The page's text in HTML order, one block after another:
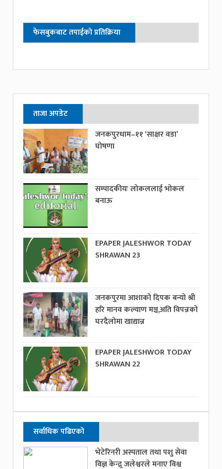
फेसबुकबाट तपाईको प्रतिक्रिया
ताजा अपडेट
जनकपुरधाम–११ ‘साक्षर वडा’
घोषणा
सम्पादकीयः लोकललाई भोकल
बनाऊ
EPAPER JALESHWOR TODAY
SHRAWAN 23
जनकपुरमा आशाको दिपक बन्यो श्री
हरि मानव कल्याण मञ्च,अति विपन्नको
घरदैलोमा खाद्यान्न
EPAPER JALESHWOR TODAY
SHRAWAN 22
सर्वाधिक पढिएको
भेटेरिनरी अस्पताल तथा पशु सेवा
विज्ञ केन्द्र्र जलेश्वरले मनाए विश्व